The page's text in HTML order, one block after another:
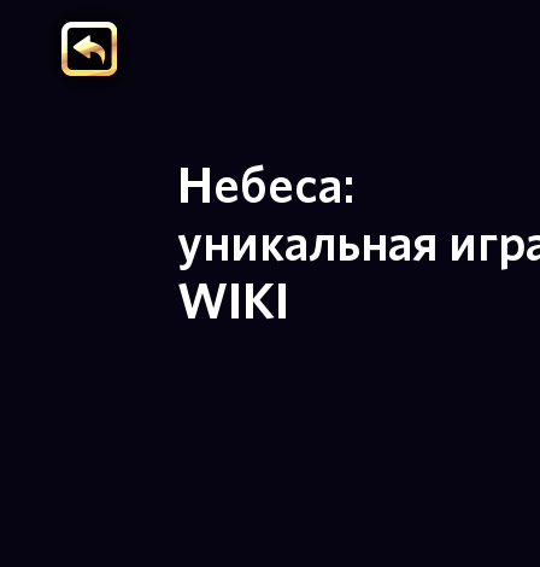
Небеса:
уникальная
WIKI